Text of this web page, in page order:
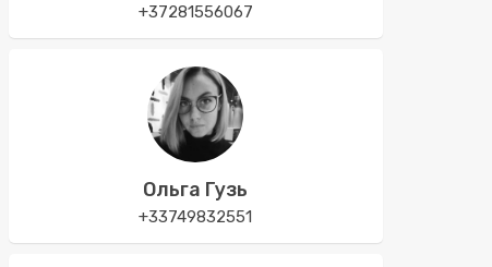
+37281556067
Ольга Гузь
+33749832551